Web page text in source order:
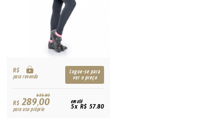
R$
para revenda
Logue-se para
ver o preço
635,80
R$289,00
para uso próprio
em até
5x R$ 57,80